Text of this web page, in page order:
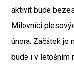
aktivit bude
Milovníci
února. Začátek je
bude i v letošním